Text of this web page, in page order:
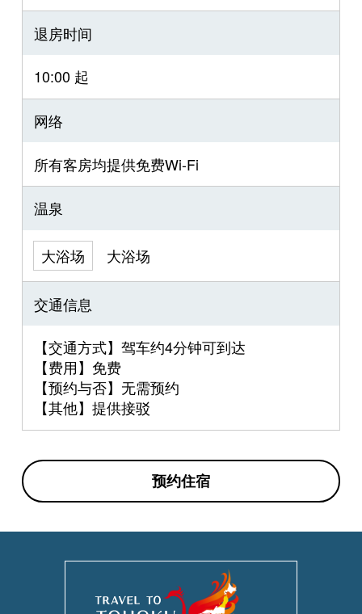
退房时间
10:00 起
网络
所有客房均提供免费Wi-Fi
温泉
大浴场 大浴场
交通信息
【交通方式】驾车约4分钟可到达
【费用】免费
【预约与否】无需预约
【其他】提供接驳
预约住宿